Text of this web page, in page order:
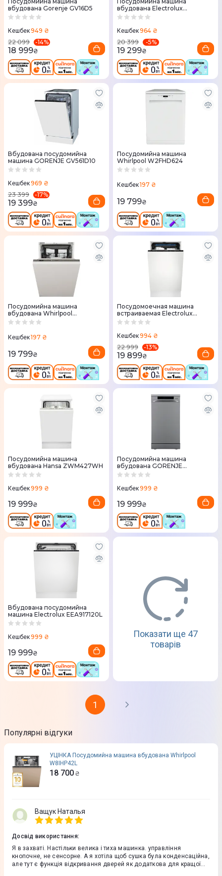
вбудована Gorenje GV16D5
Кешбек949 ₴
22 099
-14%
18 999₴
вбудована Electrolux
EEA17200L
Кешбек964 ₴
20 399
-5%
19 299₴
Вбудована посудомийна
машина GORENJE GV561D10
Кешбек969 ₴
23 399
-17%
19 399₴
Посудомийна машина
Whirlpool W2FHD624
Кешбек197 ₴
19 799₴
Посудомийна машина
вбудована Whirlpool
WSIO3O34PFEX
Кешбек197 ₴
19 799₴
Посудомоечная машина
встраиваемая Electrolux
EEA23200L
Кешбек994 ₴
22 999
-13%
19 899₴
Посудомийна машина
вбудована Hansa ZWM427WH
Кешбек999 ₴
19 999₴
Посудомийна машина
вбудована GORENJE
GS541D10X
Кешбек999 ₴
19 999₴
Вбудована посудомийна
машина Electrolux EEA917120L
Кешбек999 ₴
19 999₴
Показати ще 47
товарів
1
Популярні відгуки
УЦІНКА Посудомийна машина вбудована Whirlpool
W8IHP42L
18 700 ₴
Ващук Наталья
Досвід використання:
Я в захваті. Настільки велика і тиха машинка. управління
кнопочне, не сенсорне. А я хотіла щоб сушка була конденсаційна,
але тут є функція відкривання дверей як додаткова для кращої